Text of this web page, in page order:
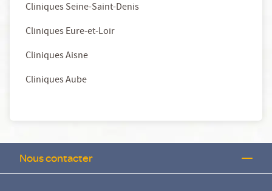
Cliniques Seine-Saint-Denis
Cliniques Eure-et-Loir
Cliniques Aisne
Cliniques Aube
Nous contacter